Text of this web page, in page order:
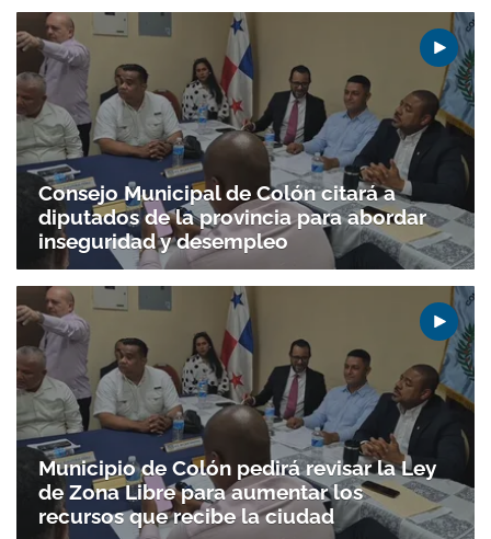
Consejo Municipal de Colón citará a
diputados de la provincia para abordar
inseguridad y desempleo
Municipio de Colón pedirá revisar la Ley
de Zona Libre para aumentar los
recursos que recibe la ciudad